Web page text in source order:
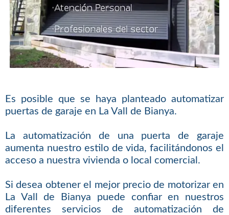
Es posible que se haya planteado automatizar
puertas de garaje en La Vall de Bianya.
La automatización de una puerta de garaje
aumenta nuestro estilo de vida, facilitándonos el
acceso a nuestra vivienda o local comercial.
Si desea obtener el mejor precio de motorizar en
La Vall de Bianya puede confiar en nuestros
diferentes servicios de automatización de